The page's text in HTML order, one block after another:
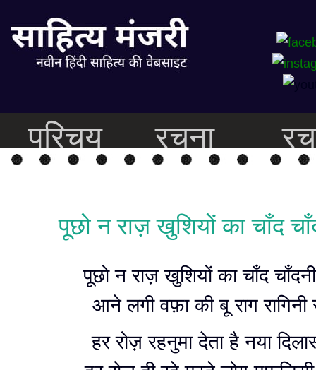
परिचय रचना
पूछो न राज़ खुशियों का चाँद
पूछो न राज़ खुशियों का चाँद
आने लगी वफ़ा की बू राग
हर रोज़ रहनुमा देता है नया